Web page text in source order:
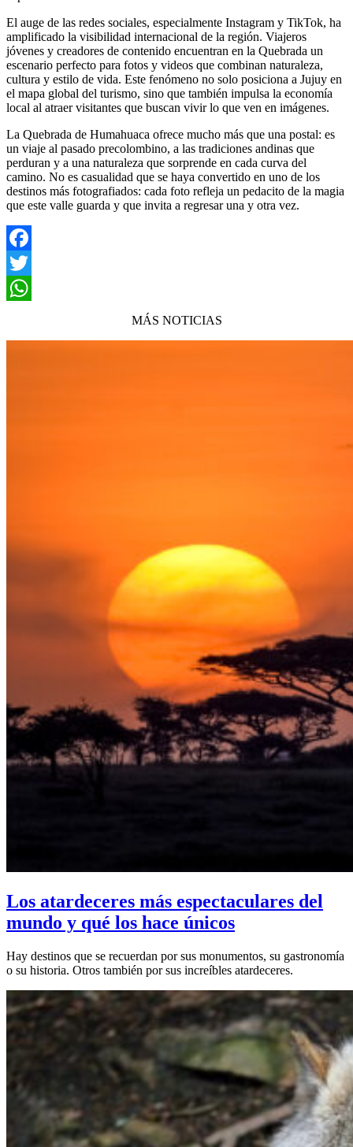
El auge de las redes sociales, especialmente Instagram y TikTok, ha
amplificado la visibilidad internacional de la región. Viajeros
jóvenes y creadores de contenido encuentran en la Quebrada un
escenario perfecto para fotos y videos que combinan naturaleza,
cultura y estilo de vida. Este fenómeno no solo posiciona a Jujuy en
el mapa global del turismo, sino que también impulsa la economía
local al atraer visitantes que buscan vivir lo que ven en imágenes.
La Quebrada de Humahuaca ofrece mucho más que una postal: es
un viaje al pasado precolombino, a las tradiciones andinas que
perduran y a una naturaleza que sorprende en cada curva del
camino. No es casualidad que se haya convertido en uno de los
destinos más fotografiados: cada foto refleja un pedacito de la magia
que este valle guarda y que invita a regresar una y otra vez.
Facebook
Twitter
MÁS NOTICIAS
Los atardeceres más espectaculares del
mundo y qué los hace únicos
Hay destinos que se recuerdan por sus monumentos, su gastronomía
o su historia. Otros también por sus increíbles atardeceres.